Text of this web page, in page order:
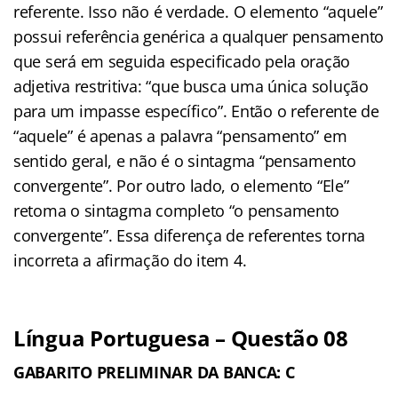
referente. Isso não é verdade. O elemento “aquele”
possui referência genérica a qualquer pensamento
que será em seguida especificado pela oração
adjetiva restritiva: “que busca uma única solução
para um impasse específico”. Então o referente de
“aquele” é apenas a palavra “pensamento” em
sentido geral, e não é o sintagma “pensamento
convergente”. Por outro lado, o elemento “Ele”
retoma o sintagma completo “o pensamento
convergente”. Essa diferença de referentes torna
incorreta a afirmação do item 4.
Língua Portuguesa – Questão 08
GABARITO PRELIMINAR DA BANCA: C